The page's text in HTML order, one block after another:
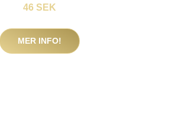
46 SEK
MER INFO!